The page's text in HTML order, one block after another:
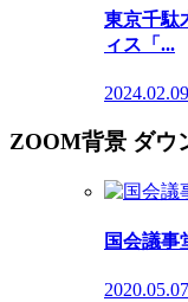
東京千駄
ィス「...
2024.02.09
ZOOM背景 ダウ
国会議事
2020.05.07